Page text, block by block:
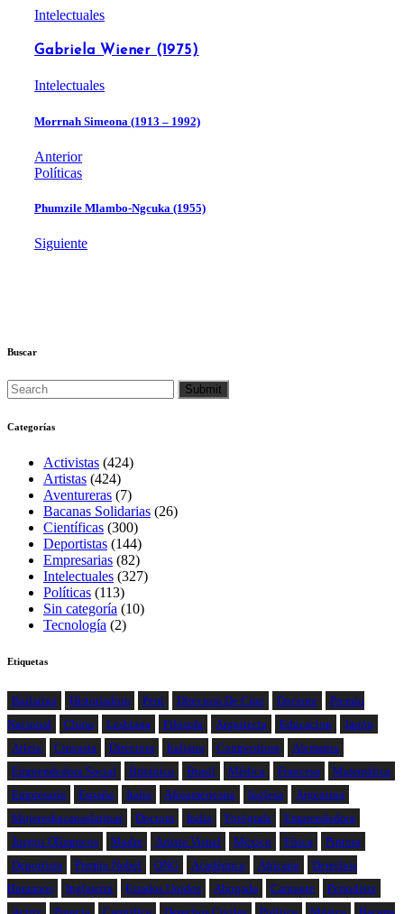
Intelectuales
Gabriela Wiener (1975)
Intelectuales
Morrnah Simeona (1913 – 1992)
Anterior
Políticas
Phumzile Mlambo-Ngcuka (1955)
Siguiente
Buscar
Categorías
Activistas (424)
Artistas (424)
Aventureras (7)
Bacanas Solidarias (26)
Científicas (300)
Deportistas (144)
Empresarias (82)
Intelectuales (327)
Políticas (113)
Sin categoría (10)
Tecnología (2)
Etiquetas
Bailarina Historiadora Perú Directora De Cine Docente
Premio
Nacional
China Lesbiana Filósofa Arquitecta Educacion
Japón
Atleta
Cineasta Directora Italiana Compositora
Alemania
Emprendedora Social
Británica Brasil Médica Francesa
Matemática
Empresaria
España Italia Afroamericana Inglesa
Argentina
Mujeresbacanaslatinas
Doctora India Fotógrafa
Emprendedora
Juegos Olímpicos
Madre Artista Visual México Física
Pintora
Deportista
Premio Nobel ONG Académica Africana
Derechos
Humanos
Inglaterra Estados Unidos Abogada Cantante
Periodista